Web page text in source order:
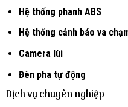
Hệ thống phanh ABS
Hệ thống cảnh báo va
Camera lùi
Đèn pha tự động
Dịch vụ chuyên nghiệp